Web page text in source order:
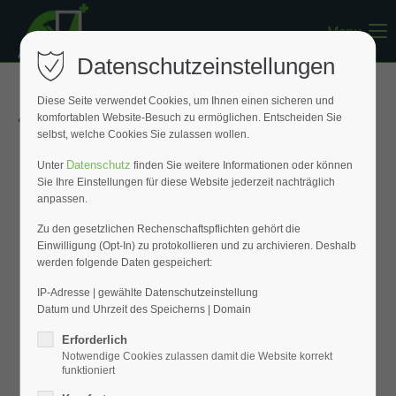
Register
Support
Lorem ipsum dolor sit amet:
24h/ 365days
Mon - Fri 8:00am - 5:00pm(GMT +1)
Get in touch
Cybersteel Inc.
Menu
« Zurück zur Übersicht
Datenschutzeinstellungen
Diese Seite verwendet Cookies, um Ihnen einen sicheren und
komfortablen Website-Besuch zu ermöglichen. Entscheiden Sie
selbst, welche Cookies Sie zulassen wollen.
Unter Datenschutz finden Sie weitere Informationen oder können
Sie Ihre Einstellungen für diese Website jederzeit nachträglich
anpassen.
Zu den gesetzlichen Rechenschaftspflichten gehört die
Einwilligung (Opt-In) zu protokollieren und zu archivieren. Deshalb
werden folgende Daten gespeichert:
IP-Adresse | gewählte Datenschutzeinstellung
Datum und Uhrzeit des Speicherns | Domain
Erforderlich
Notwendige Cookies zulassen damit die Website korrekt
funktioniert